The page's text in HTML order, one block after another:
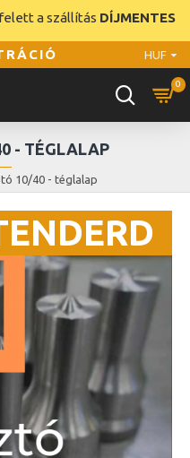
a szállítás DÍJMENTES
HUF
0
10/40 - téglalap
- TÉGLALAP